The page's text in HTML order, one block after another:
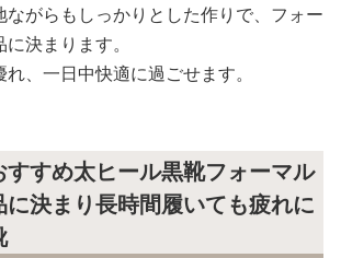
ながらもしっかりとした作りで、フォー
決まります。
、一日中快適に過ごせます。
すすめ太ヒール黒靴フォーマル
に決まり長時間履いても疲れに